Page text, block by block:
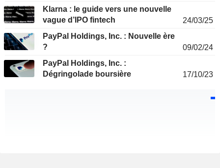
Klarna : le guide vers une nouvelle
vague d’IPO fintech
24/03/25
PayPal Holdings, Inc. : Nouvelle ère
?
09/02/24
PayPal Holdings, Inc. :
Dégringolade boursière
17/10/23